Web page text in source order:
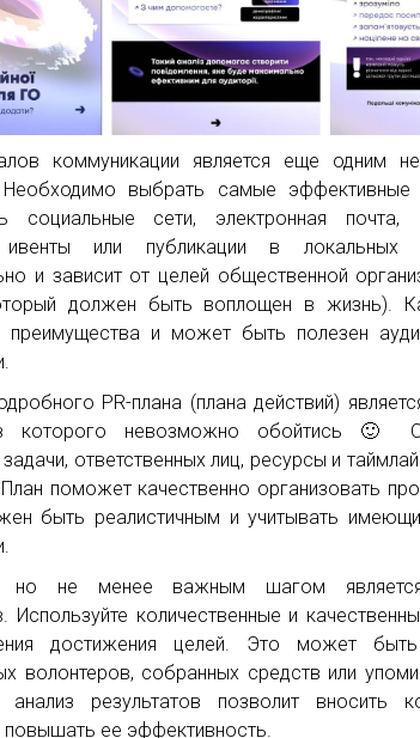
коммуникации является еще одним
выбрать самые эффективные
социальные сети, электронная почта,
ивенты или публикации в
и зависит от целей общественной
должен быть воплощен в жизнь).
преимущества и может быть полезен
PR-плана (плана действий)
которого невозможно обойтись 🙂
ответственных лиц, ресурсы и
План поможет качественно организовать
быть реалистичным и учитывать
но не менее важным шагом
Используйте количественные и
достижения целей. Это может быть
волонтеров, собранных средств или
анализ результатов позволит вносить
повышать ее эффективность.